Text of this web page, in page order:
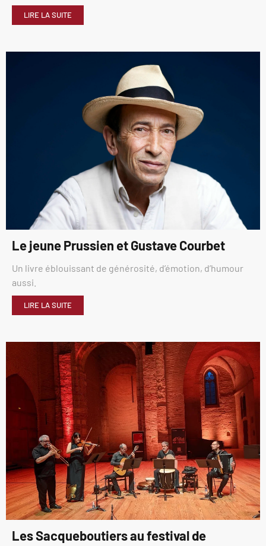
LIRE LA SUITE
Le jeune Prussien et Gustave Courbet
Un livre éblouissant de générosité, d’émotion, d’humour
aussi.
LIRE LA SUITE
Les Sacqueboutiers au festival de